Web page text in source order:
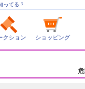
ってる？
クション ショッピング